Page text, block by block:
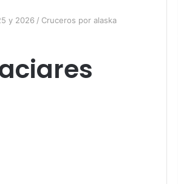
y 2026 / Cruceros por alaska